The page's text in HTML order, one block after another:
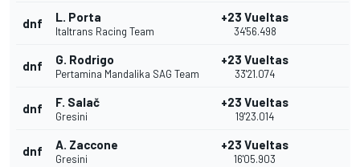
dnf L. Porta
Italtrans Racing Team
+23 Vueltas
34'56.498
dnf G. Rodrigo
Pertamina Mandalika SAG Team
+23 Vueltas
33'21.074
dnf F. Salač
Gresini
+23 Vueltas
19'23.014
dnf A. Zaccone
Gresini
+23 Vueltas
16'05.903